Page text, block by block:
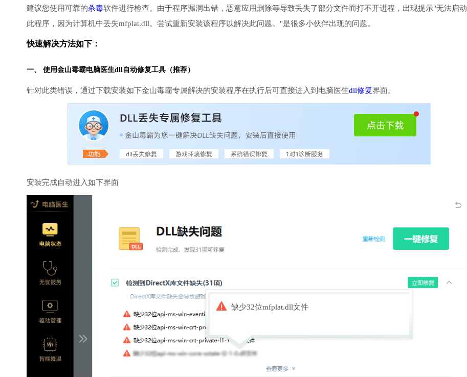
建议您使用可靠的杀毒软件进行检查。由于程序漏洞出错，恶意应用删除等导致丢失了部分文件而打不开进程，出现提示"无法启动
此程序，因为计算机中丢失mfplat.dll。尝试重新安装该程序以解决此问题。"是很多小伙伴出现的问题。
快速解决方法如下：
一、 使用金山毒霸电脑医生dll自动修复工具（推荐）
针对此类错误，通过下载安装如下金山毒霸专属解决的安装程序在执行后可直接进入到电脑医生dll修复界面。
安装完成自动进入如下界面
缺少32位mfplat.dll文件